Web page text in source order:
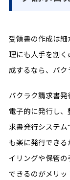
受領書の作成は
理にも人手を割
成するなら、バク
バクラク請求書
電子的に発行し
求書発行システ
も楽に発行でき
イリングや保管
できるのがメリッ